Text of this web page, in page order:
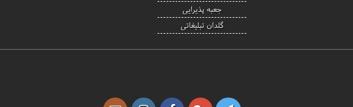
جعبه پذیرایی
گلدان تبلیغاتی